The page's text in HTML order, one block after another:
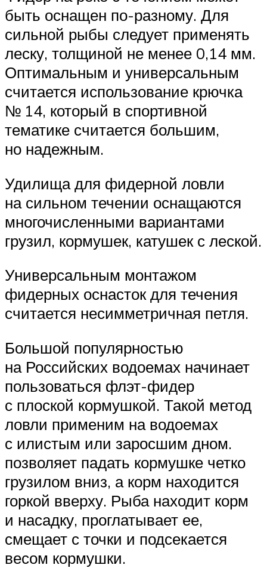
быть оснащен по-разному. Для
сильной рыбы следует применять
леску, толщиной не менее 0,14 мм.
Оптимальным и универсальным
считается использование крючка
№ 14, который в спортивной
тематике считается большим,
но надежным.
Удилища для фидерной ловли
на сильном течении оснащаются
многочисленными вариантами
грузил, кормушек, катушек с леской.
Универсальным монтажом
фидерных оснасток для течения
считается несимметричная петля.
Большой популярностью
на Российских водоемах начинает
пользоваться флэт-фидер
с плоской кормушкой. Такой метод
ловли применим на водоемах
с илистым или заросшим дном.
позволяет падать кормушке четко
грузилом вниз, а корм находится
горкой вверху. Рыба находит корм
и насадку, проглатывает ее,
смещает с точки и подсекается
весом кормушки.